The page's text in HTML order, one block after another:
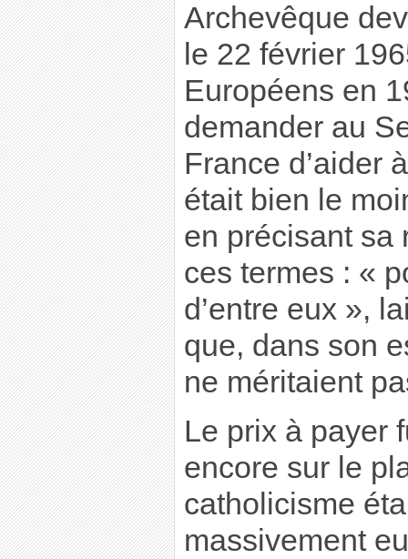
Archevêque
le 22 février
Européens en
demander au
France d’aider
était bien le
en précisant sa
ces termes : «
d’entre eux »,
que, dans son
ne méritaient
Le prix à payer
encore sur le
catholicisme
massivement